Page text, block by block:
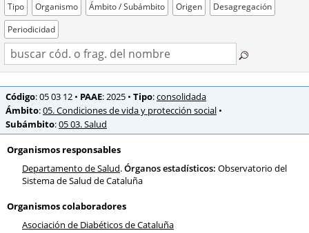
Tipo Organismo Ámbito / Subámbito Origen
Desagregación
Periodicidad
Código: 05 03 12 • PAAE: 2025 • Tipo:consolidada
Ámbito:05. Condiciones de vida y protección social •
Subámbito:05 03. Salud
Organismos responsables
Departamento de Salud.Órganos estadísticos: Observatorio del
Sistema de Salud de Cataluña
Organismos colaboradores
Asociación de Diabéticos de Cataluña